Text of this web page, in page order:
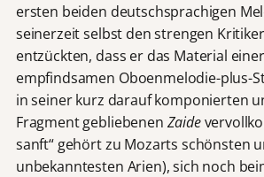
ersten beiden deutschsprachigen
seinerzeit selbst den strengen
entzückten, dass er das Material
empfindsamen Oboenmelodie-plus-
in seiner kurz darauf komponierten
Fragment gebliebenen Zaide
sanft“ gehört zu Mozarts schönsten
unbekanntesten Arien), sich noch